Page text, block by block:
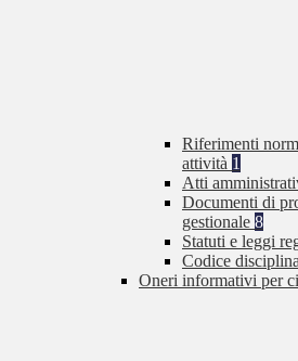
Riferimenti
attività 1
Atti
Documenti di
gestionale 8
Statuti e leggi
Codice
Oneri informativi per